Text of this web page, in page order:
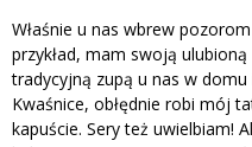
Właśnie u nas wbrew
przykład, mam swoją
tradycyjną zupą u nas w
Kwaśnice, obłędnie robi mój
kapuście. Sery też uwielbiam!